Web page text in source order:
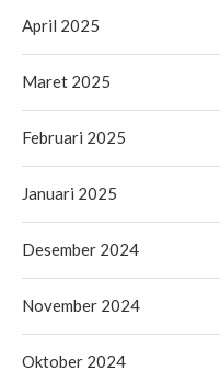
April 2025
Maret 2025
Februari 2025
Januari 2025
Desember 2024
November 2024
Oktober 2024